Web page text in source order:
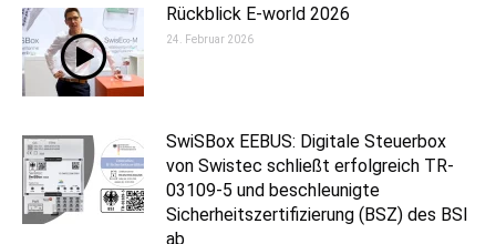
Rückblick E-world 2026
24. Februar 2026
SwiSBox EEBUS: Digitale Steuerbox
von Swistec schließt erfolgreich TR-
03109-5 und beschleunigte
Sicherheitszertifizierung (BSZ) des BSI
ab